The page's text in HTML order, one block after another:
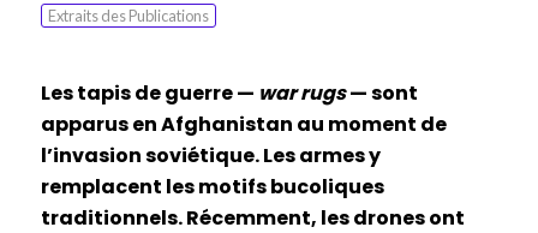
Extraits des Publications
Les tapis de guerre — war rugs— sont
apparus en Afghanistan au moment de
l’invasion soviétique. Les armes y
remplacent les motifs bucoliques
traditionnels. Récemment, les drones ont